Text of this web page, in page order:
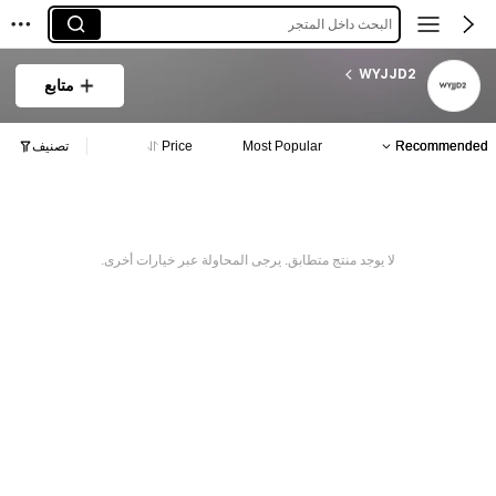
البحث داخل المتجر
WYJJD2
متابع
Recommended
Most Popular
Price تصنيف
لا يوجد منتج متطابق. يرجى المحاولة عبر خيارات أخرى.